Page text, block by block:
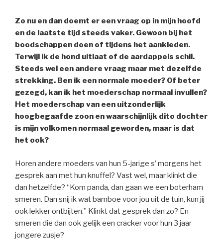
Zo nu en dan doemt er een vraag op in mijn hoofd
en de laatste tijd steeds vaker. Gewoon bij het
boodschappen doen of tijdens het aankleden.
Terwijl ik de hond uitlaat of de aardappels schil.
Steeds wel een andere vraag maar met dezelfde
strekking. Ben ik een normale moeder? Of beter
gezegd, kan ik het moederschap normaal invullen?
Het moederschap van een uitzonderlijk
hoogbegaafde zoon en waarschijnlijk dito dochter
is mijn volkomen normaal geworden, maar is dat
het ook?
Horen andere moeders van hun 5-jarige s’ morgens het
gesprek aan met hun knuffel? Vast wel, maar klinkt die
dan hetzelfde? “Kom panda, dan gaan we een boterham
smeren. Dan snij ik wat bamboe voor jou uit de tuin, kun jij
ook lekker ontbijten.” Klinkt dat gesprek dan zo? En
smeren die dan ook gelijk een cracker voor hun 3 jaar
jongere zusje?